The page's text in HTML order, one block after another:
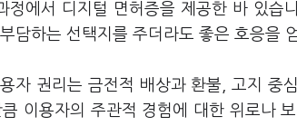
정에서 디지털 면허증을 제공한 바 있습
담하는 선택지를 주더라도 좋은 호응을
자 권리는 금전적 배상과 환불, 고지 중
이용자의 주관적 경험에 대한 위로나